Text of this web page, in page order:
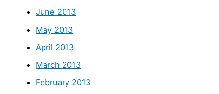
June 2013
May 2013
April 2013
March 2013
February 2013